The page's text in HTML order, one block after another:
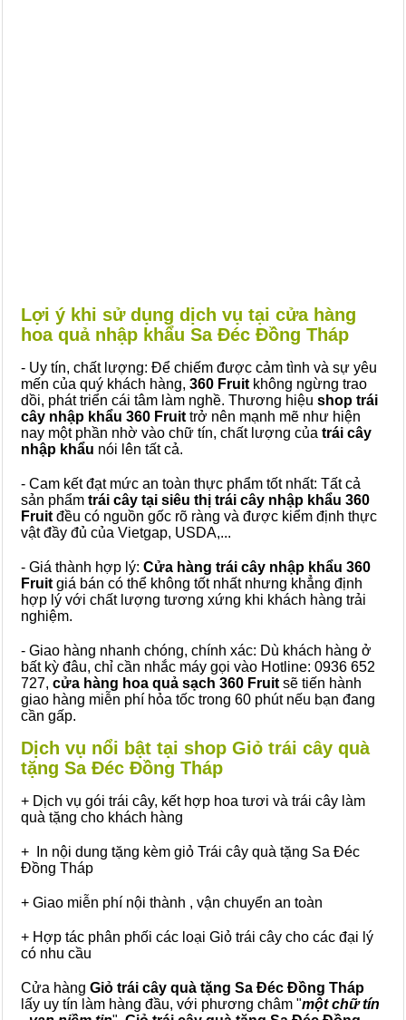
Lợi ý khi sử dụng dịch vụ tại cửa hàng
hoa quả nhập khẩu Sa Đéc Đồng Tháp
- Uy tín, chất lượng: Để chiếm được cảm tình và sự yêu
mến của quý khách hàng, 360 Fruit không ngừng trao
dồi, phát triển cái tâm làm nghề. Thương hiệu shop trái
cây nhập khẩu 360 Fruit trở nên mạnh mẽ như hiện
nay một phần nhờ vào chữ tín, chất lượng của trái cây
nhập khẩu nói lên tất cả.
- Cam kết đạt mức an toàn thực phẩm tốt nhất: Tất cả
sản phẩm trái cây tại siêu thị trái cây nhập khẩu 360
Fruit đều có nguồn gốc rõ ràng và được kiểm định thực
vật đầy đủ của Vietgap, USDA,...
- Giá thành hợp lý: Cửa hàng trái cây nhập khẩu 360
Fruit giá bán có thể không tốt nhất nhưng khẳng định
hợp lý với chất lượng tương xứng khi khách hàng trải
nghiệm.
- Giao hàng nhanh chóng, chính xác: Dù khách hàng ở
bất kỳ đâu, chỉ cần nhắc máy gọi vào Hotline: 0936 652
727, cửa hàng hoa quả sạch 360 Fruit sẽ tiến hành
giao hàng miễn phí hỏa tốc trong 60 phút nếu bạn đang
cần gấp.
Dịch vụ nổi bật tại shop Giỏ trái cây quà
tặng Sa Đéc Đồng Tháp
+ Dịch vụ gói trái cây, kết hợp hoa tươi và trái cây làm
quà tặng cho khách hàng
+ In nội dung tặng kèm giỏ Trái cây quà tặng Sa Đéc
Đồng Tháp
+ Giao miễn phí nội thành , vận chuyển an toàn
+ Hợp tác phân phối các loại Giỏ trái cây cho các đại lý
có nhu cầu
Cửa hàng Giỏ trái cây quà tặng Sa Đéc Đồng Tháp
lấy uy tín làm hàng đầu, với phương châm "một chữ tín